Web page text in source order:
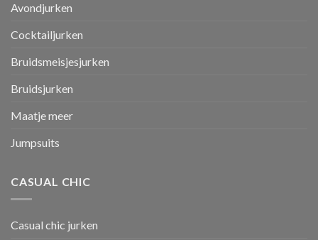
Avondjurken
Cocktailjurken
Bruidsmeisjesjurken
Bruidsjurken
Maatje meer
Jumpsuits
CASUAL CHIC
Casual chic jurken